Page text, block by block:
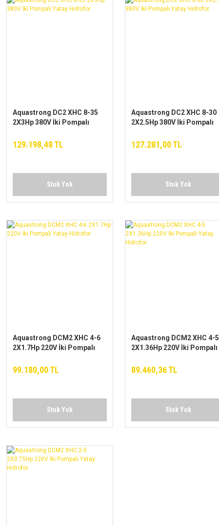
Aquastrong DC2 XHC 8-35
2X3Hp 380V İki Pompalı
129.198,48 TL
Stok Yok
Aquastrong DC2 XHC 8-30
2X2.5Hp 380V İki Pompalı
127.281,00 TL
Stok Yok
Aquastrong DCM2 XHC 4-6
2X1.7Hp 220V İki Pompalı
99.180,00 TL
Stok Yok
Aquastrong DCM2 XHC 4-5
2X1.36Hp 220V İki Pompalı
89.460,36 TL
Stok Yok